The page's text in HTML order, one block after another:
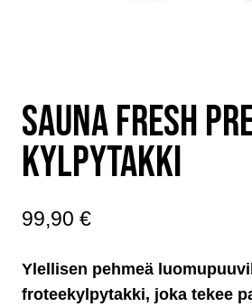
SAUNA FRESH
KYLPYTAKKI
99,90 €
Ylellisen pehmeä
froteekylpytakki, joka tekee